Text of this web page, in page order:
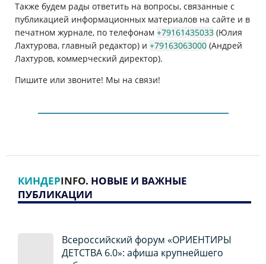
Также будем рады ответить на вопросы, связанные с
публикацией информационных материалов на сайте и в
печатном журнале, по телефонам +79161435033 (Юлия
Лахтурова, главный редактор) и +79163063000 (Андрей
Лахтуров, коммерческий директор).
Пишите или звоните! Мы на связи!
КИНДЕРINFO. НОВЫЕ И ВАЖНЫЕ
ПУБЛИКАЦИИ
Всероссийский форум «ОРИЕНТИРЫ
ДЕТСТВА 6.0»: афиша крупнейшего